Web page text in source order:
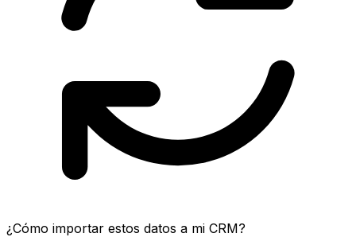
¿Cómo importar estos datos a mi CRM?